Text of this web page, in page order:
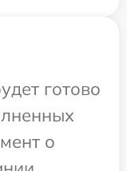
готово
о